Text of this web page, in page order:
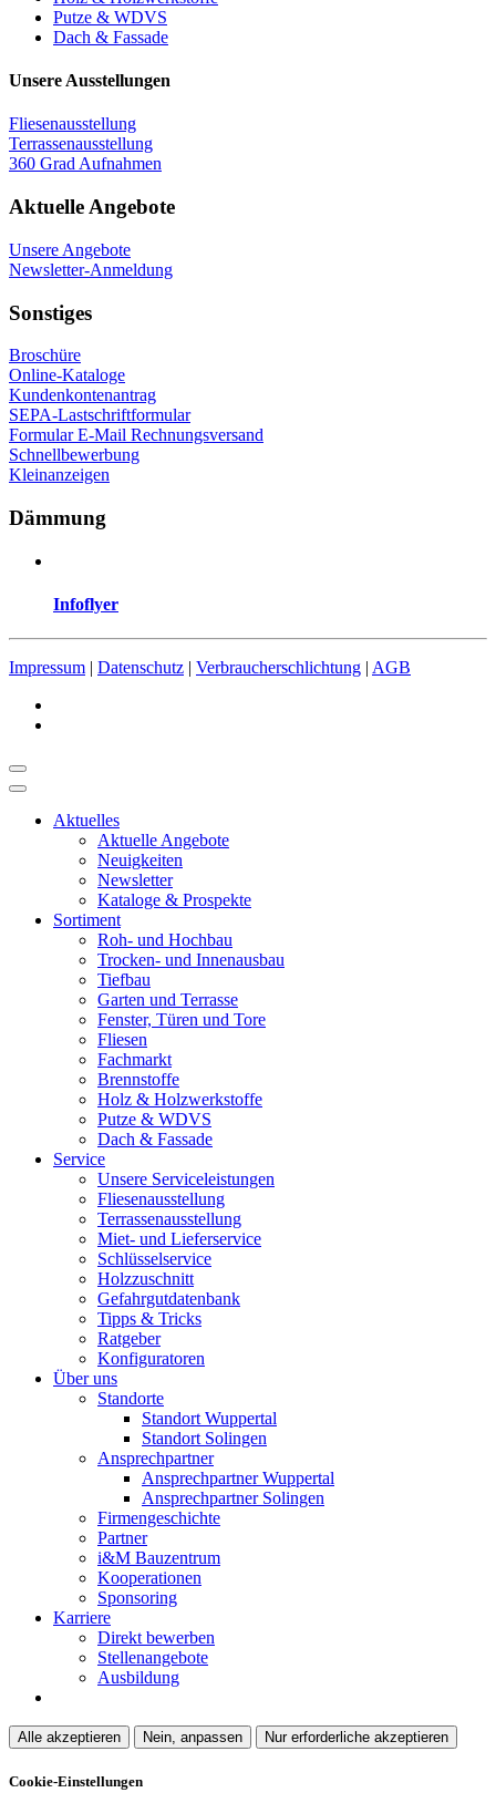
Putze & WDVS
Dach & Fassade
Unsere Ausstellungen
Fliesenausstellung
Terrassenausstellung
360 Grad Aufnahmen
Aktuelle Angebote
Unsere Angebote
Newsletter-Anmeldung
Sonstiges
Broschüre
Online-Kataloge
Kundenkontenantrag
SEPA-Lastschriftformular
Formular E-Mail Rechnungsversand
Schnellbewerbung
Kleinanzeigen
Dämmung
Infoflyer
Impressum | Datenschutz | Verbraucherschlichtung | AGB
Aktuelles
Aktuelle Angebote
Neuigkeiten
Newsletter
Kataloge & Prospekte
Sortiment
Roh- und Hochbau
Trocken- und Innenausbau
Tiefbau
Garten und Terrasse
Fenster, Türen und Tore
Fliesen
Fachmarkt
Brennstoffe
Holz & Holzwerkstoffe
Putze & WDVS
Dach & Fassade
Service
Unsere Serviceleistungen
Fliesenausstellung
Terrassenausstellung
Miet- und Lieferservice
Schlüsselservice
Holzzuschnitt
Gefahrgutdatenbank
Tipps & Tricks
Ratgeber
Konfiguratoren
Über uns
Standorte
Standort Wuppertal
Standort Solingen
Ansprechpartner
Ansprechpartner Wuppertal
Ansprechpartner Solingen
Firmengeschichte
Partner
i&M Bauzentrum
Kooperationen
Sponsoring
Karriere
Direkt bewerben
Stellenangebote
Ausbildung
Alle akzeptieren Nein, anpassen Nur erforderliche akzeptieren
Cookie-Einstellungen